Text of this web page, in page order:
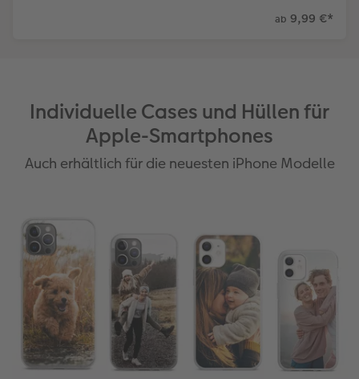
ab 9,99 €*
Individuelle Cases und Hüllen für
Apple-Smartphones
Auch erhältlich für die neuesten iPhone Modelle